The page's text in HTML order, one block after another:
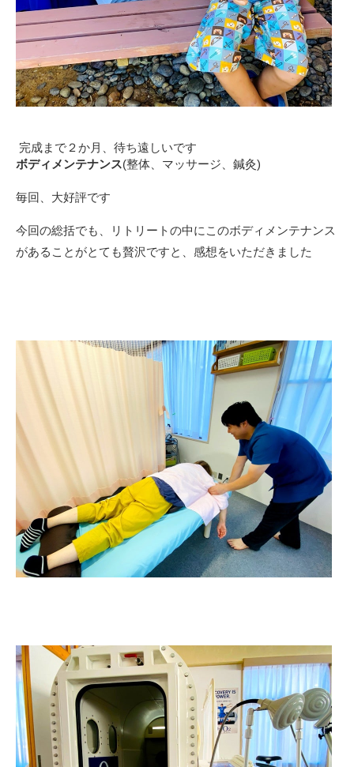
完成まで２か月、待ち遠しいです
ボディメンテナンス(整体、マッサージ、鍼灸)
毎回、大好評です
今回の総括でも、リトリートの中にこのボディメンテナンス
があることがとても贅沢ですと、感想をいただきました